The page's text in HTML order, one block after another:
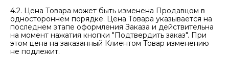
4.2. Цена Товара может быть изменена Продавцом в
одностороннем порядке. Цена Товара указывается на
последнем этапе оформления Заказа и действительна
на момент нажатия кнопки "Подтвердить заказ". При
этом цена на заказанный Клиентом Товар изменению
не подлежит.